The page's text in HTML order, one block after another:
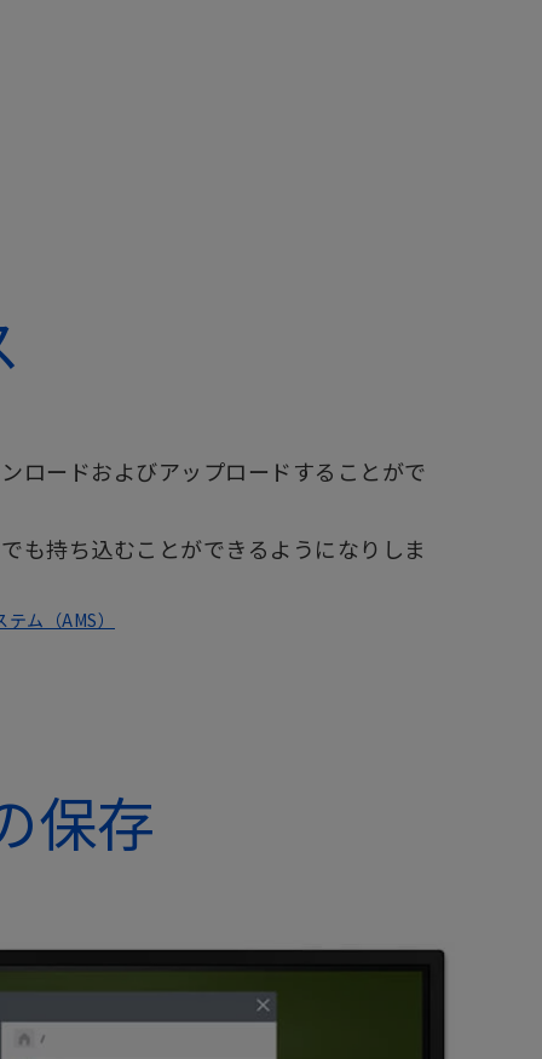
ロードおよびアップロードすることがで
も持ち込むことができるようになりしま
ム（AMS）
保存